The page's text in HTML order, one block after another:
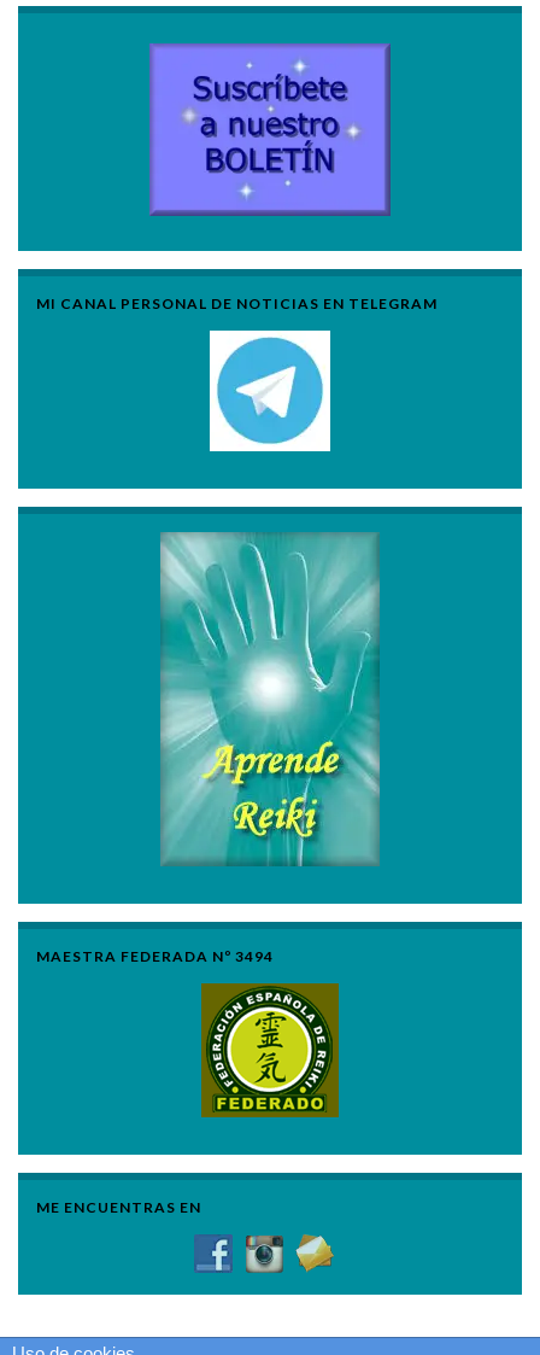
MI CANAL PERSONAL DE NOTICIAS EN TELEGRAM
MAESTRA FEDERADA Nº 3494
ME ENCUENTRAS EN